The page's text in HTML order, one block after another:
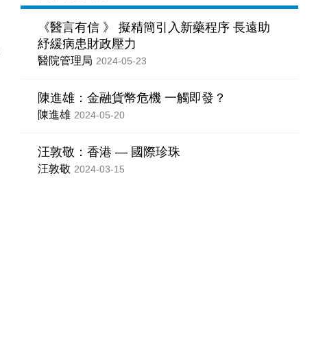
《醫言有信 》 擬精簡引入新藥程序 長遠助
紓緩病患財政壓力
醫院管理局 2024-05-23
陳進雄：金融貨幣危機 一觸即發？
陳進雄 2024-05-20
汪敦敬：香港 — 國際珍珠
汪敦敬 2024-03-15